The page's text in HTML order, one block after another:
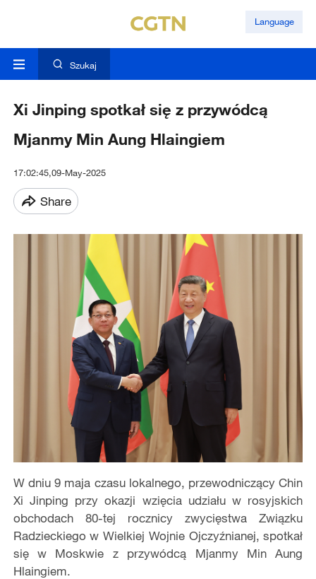
Language
Szukaj
Xi Jinping spotkał się z przywódcą
Mjanmy Min Aung Hlaingiem
17:02:45,09-May-2025
Share
W dniu 9 maja czasu lokalnego, przewodniczący Chin
Xi Jinping przy okazji wzięcia udziału w rosyjskich
obchodach 80-tej rocznicy zwycięstwa Związku
Radzieckiego w Wielkiej Wojnie Ojczyźnianej, spotkał
się w Moskwie z przywódcą Mjanmy Min Aung
Hlaingiem.